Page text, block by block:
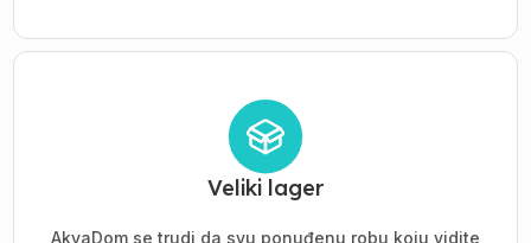
Veliki lager
AkvaDom se trudi da svu ponuđenu robu koju vidite